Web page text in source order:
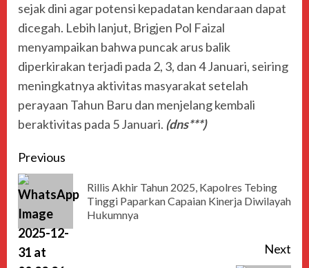
sejak dini agar potensi kepadatan kendaraan dapat
dicegah. Lebih lanjut, Brigjen Pol Faizal
menyampaikan bahwa puncak arus balik
diperkirakan terjadi pada 2, 3, dan 4 Januari, seiring
meningkatnya aktivitas masyarakat setelah
perayaan Tahun Baru dan menjelang kembali
beraktivitas pada 5 Januari. (dns***)
Previous
Rillis Akhir Tahun 2025, Kapolres Tebing
Tinggi Paparkan Capaian Kinerja Diwilayah
Hukumnya
Next